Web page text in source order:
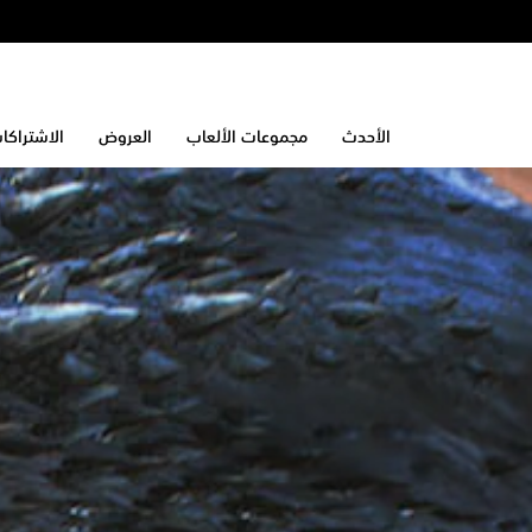
الأحدث مجموعات الألعاب العروض